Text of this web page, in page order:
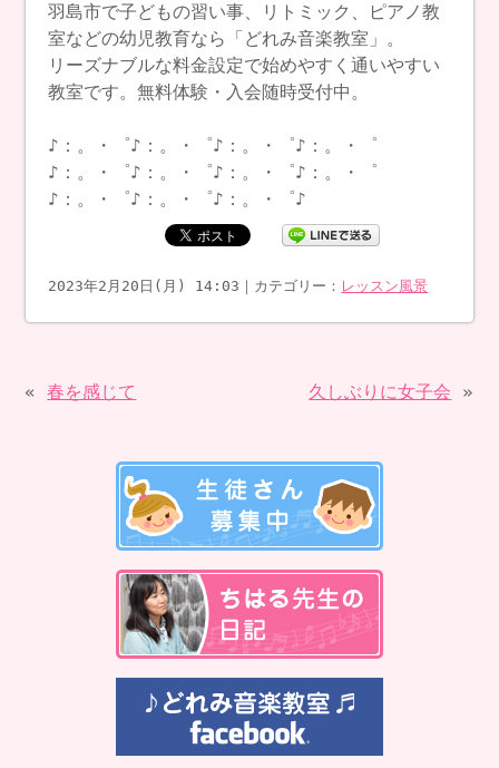
羽島市で子どもの習い事、リトミック、ピアノ教
室などの幼児教育なら「どれみ音楽教室」。
リーズナブルな料金設定で始めやすく通いやすい
教室です。無料体験・入会随時受付中。
♪：。・゜♪：。・゜♪：。・゜♪：。・゜
♪：。・゜♪：。・゜♪：。・゜♪：。・゜
♪：。・゜♪：。・゜♪：。・゜♪
2023年2月20日(月) 14:03｜カテゴリー： レッスン風景
«春を感じて 久しぶりに女子会 »